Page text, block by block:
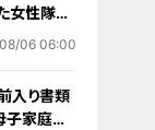
女性隊員
して重傷
06 06:00
入り書類
家庭が